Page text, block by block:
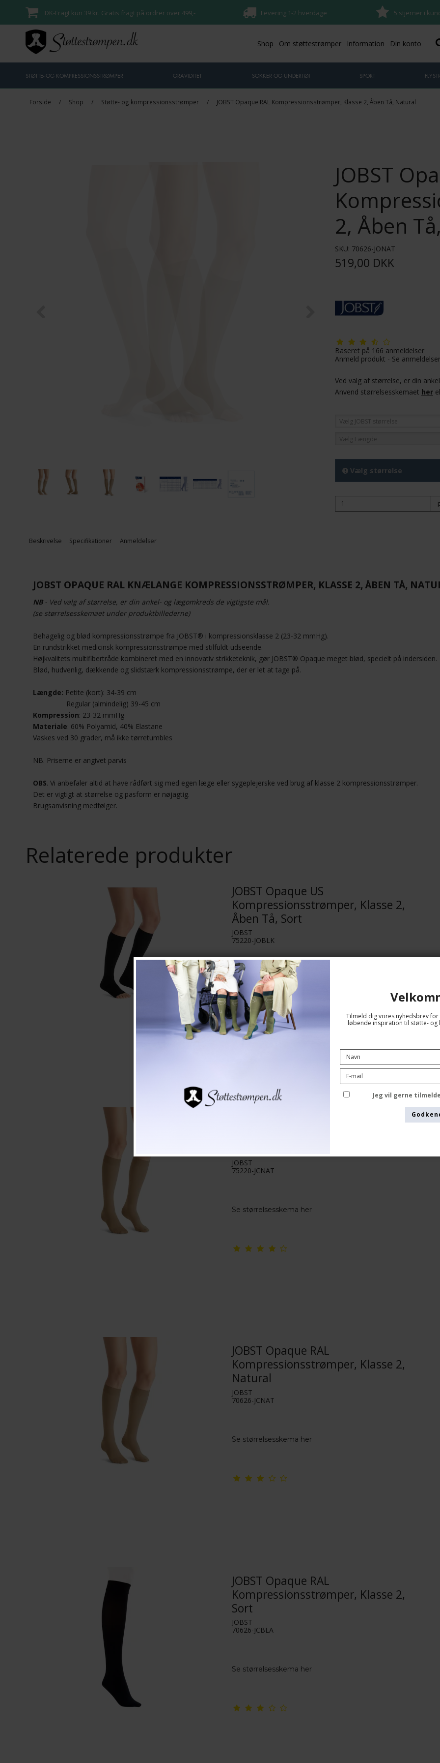
DK-Fragt kun 39 kr. Gratis fragt på ordrer over 499,- Levering 1-2 hverdage 5 stjerner i
Shop Om støttestrømper Information Din konto
STØTTE- OG KOMPRESSIONSSTRØMPER GRAVIDITET SOKKER OG UNDERTØJ SPORT
Forside / Shop / Støtte- og kompressionsstrømper / JOBST Opaque RAL Kompressionsstrømper, Klasse 2, Åben Tå, Natural
JOBST
2, Åben
SKU: 70626-JONAT
519,00 DKK
Baseret på 166 anmeldelser
Anmeld produkt - Se anmeldelser
Ved valg af størrelse, er din
Anvend størrelsesskemaet her
Vælg JOBST størrelse
Vælg størrelse
Beskrivelse Specifikationer Anmeldelser
JOBST OPAQUE RAL KNÆLANGE KOMPRESSIONSSTRØMPER, KLASSE 2, ÅBEN TÅ,
NB- Ved valg af størrelse, er din ankel- og lægomkreds de vigtigste mål.
(se størrelsesskemaet under produktbillederne)
Behagelig og blød kompressionsstrømpe fra JOBST® i kompressionsklasse 2 (23-32 mmHg).
En rundstrikket medicinsk kompressionsstrømpe med stilfuldt udseende.
Højkvalitets multifibertråde kombineret med en innovativ strikketeknik, gør JOBST® Opaque meget blød, specielt på indersiden.
Blød, hudvenlig, dækkende og slidstærk kompressionsstrømpe, der er let at tage på.
Længde: Petite (kort): 34-39 cm
Regular (almindelig) 39-45 cm
Kompression: 23-32 mmHg
Materiale: 60% Polyamid, 40% Elastane
Vaskes ved 30 grader, må ikke tørretumbles
NB. Priserne er angivet parvis
OBS. Vi anbefaler altid at have rådført sig med egen læge eller sygeplejerske ved brug af klasse 2 kompressionsstrømper.
Det er vigtigt at størrelse og pasform er nøjagtig.
Brugsanvisning medfølger.
Relaterede produkter
JOBST Opaque US
Kompressionsstrømper, Klasse 2,
Åben Tå, Sort
JOBST
75220-JOBLK
Se størrelsesskema her
JOBST
75220-JCNAT
Se størrelsesskema her
JOBST Opaque RAL
Kompressionsstrømper, Klasse 2,
Natural
JOBST
70626-JCNAT
Se størrelsesskema her
JOBST Opaque RAL
Kompressionsstrømper, Klasse 2,
Sort
JOBST
70626-JCBLA
Se størrelsesskema her
Tilmeld dig vores nyhedsbrev
løbende inspiration til støtte-
Jeg vil gerne